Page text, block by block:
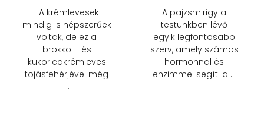
A krémlevesek
mindig is népszerűek
voltak, de ez a
brokkoli- és
kukoricakrémleves
tojásfehérjével még
…
A pajzsmirigy a
testünkben lévő
egyik legfontosabb
szerv, amely számos
hormonnal és
enzimmel segíti a …